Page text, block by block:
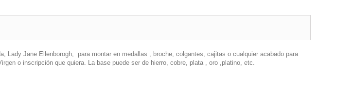
Lady Jane Ellenborogh, para montar en medallas , broche, colgantes, cajitas o cualquier acabado para
o inscripción que quiera. La base puede ser de hierro, cobre, plata , oro ,platino, etc.